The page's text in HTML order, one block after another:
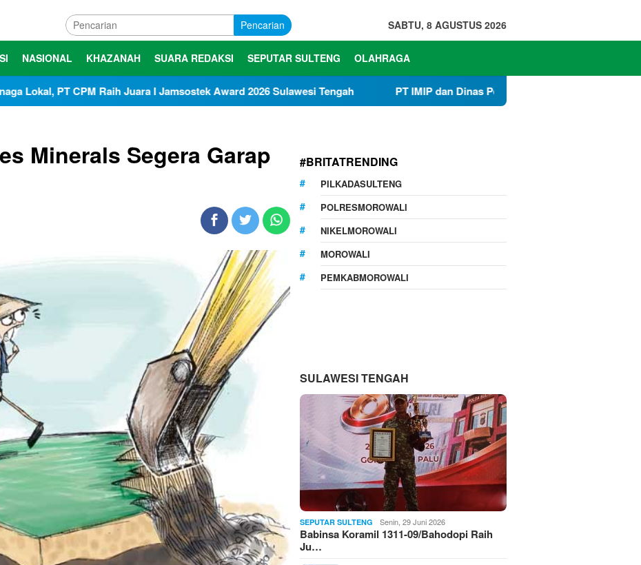
Pencarian SABTU, 8 AGUSTUS 2026
NASIONAL KHAZANAH SUARA REDAKSI SEPUTAR SULTENG OLAHRAGA
Raih Juara I Jamsostek Award 2026 Sulawesi Tengah PT IMIP dan Dinas Pendidikan Morowali Tingkatkan Kapasitas 61
Minerals Segera Garap
#BRITATRENDING
PILKADASULTENG
POLRESMOROWALI
NIKELMOROWALI
MOROWALI
PEMKABMOROWALI
SULAWESI TENGAH
SEPUTAR SULTENG Senin, 29 Juni 2026
Babinsa Koramil 1311-09/Bahodopi Raih
Ju…